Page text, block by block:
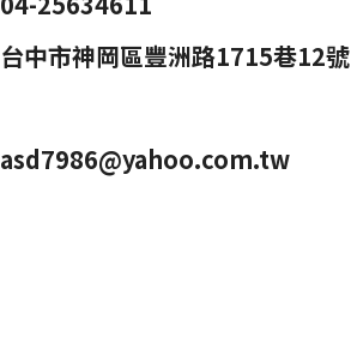
台中市神岡區豐洲路1715巷12號
asd7986@yahoo.com.tw